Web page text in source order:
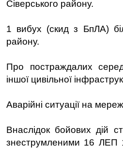
Сіверського району.
1 вибух (скид з БпЛА)
району.
Про постраждалих
іншої цивільної
Аварійні ситуації на
Внаслідок бойових дій
знеструмленими 16 ЛЕП